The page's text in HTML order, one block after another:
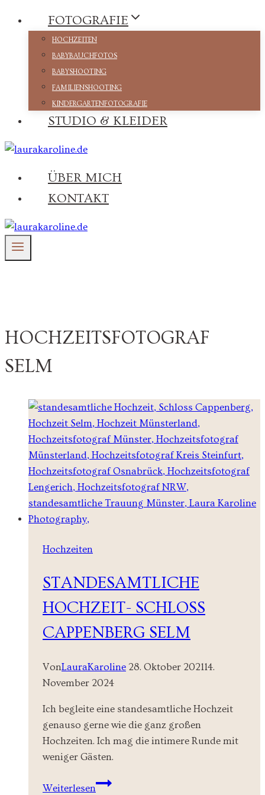
Zum
Inhalt
FOTOGRAFIE
HOCHZEITEN
BABYBAUCHFOTOS
BABYSHOOTING
FAMILIENSHOOTING
KINDERGARTENFOTOGRAFIE
STUDIO & KLEIDER
ÜBER MICH
KONTAKT
HOCHZEITSFOTOGRAF
SELM
Hochzeiten
STANDESAMTLICHE
HOCHZEIT- SCHLOSS
CAPPENBERG SELM
VonLauraKaroline 28. Oktober 202114.
November 2024
Ich begleite eine standesamtliche Hochzeit
genauso gerne wie die ganz großen
Hochzeiten. Ich mag die intimere Runde mit
weniger Gästen.
Weiterlesen
Standesamtliche